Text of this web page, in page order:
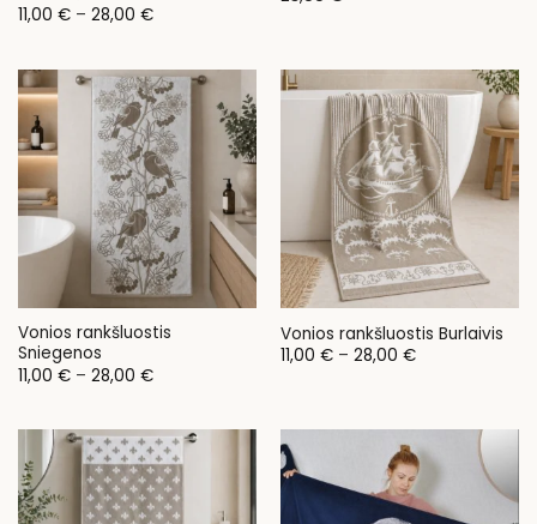
11,00 € – 28,00 €Price
28,00 €
Vonios rankšluostis
Sniegenos
11,00 € – 28,00 €Price
28,00 €
Vonios rankšluostis Burlaivis
11,00 € – 28,00 €Price